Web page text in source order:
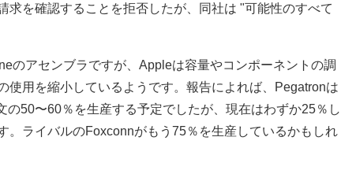
求を確認することを拒否したが、同社は "可能性のすべて
のアセンブラですが、Appleは容量やコンポーネントの調
使用を縮小しているようです。報告によれば、Pegatronは
50〜60％を生産する予定でしたが、現在はわずか25％し
。ライバルのFoxconnがもう75％を生産しているかもしれ